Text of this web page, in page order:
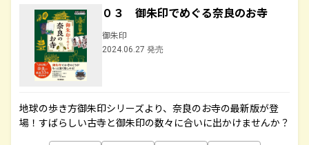
０３ 御朱印でめぐる奈良のお寺
御朱印
2024.06.27 発売
地球の歩き方御朱印シリーズより、奈良のお寺の最新版が登
場！すばらしい古寺と御朱印の数々に合いに出かけませんか？